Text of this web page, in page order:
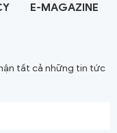
E-MAGAZINE
tất cả những tin tức